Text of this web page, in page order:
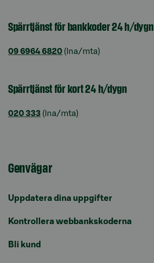
Spärrtjänst för bankkoder 24 h/dygn
09 6964 6820 (lna/mta)
Spärrtjänst för kort 24 h/dygn
020 333 (lna/mta)
Genvägar
Uppdatera dina uppgifter
Kontrollera webbankskoderna
Bli kund